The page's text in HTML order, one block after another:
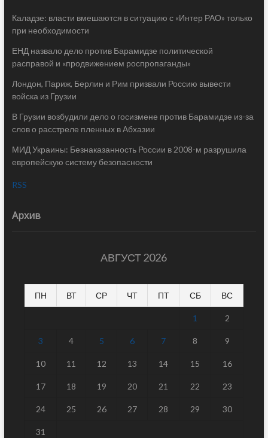
Каладзе: власти вмешаются в ситуацию с «Интер РАО» только
при необходимости
ЕНД назвало дело против Барамидзе политической
расправой и «продвижением роспропаганды»
Лондон, Париж, Берлин и Рим призвали Россию вывести
войска из Грузии
В Грузии возбудили дело о госизмене против Барамидзе из-за
слов о расстреле пленных в Абхазии
МИД Украины: Безнаказанность России в 2008-м разрушила
европейскую систему безопасности
RSS
Архив
АВГУСТ 2026
ПН ВТ СР ЧТ ПТ СБ ВС
1 2
3 4 5 6 7 8 9
10 11 12 13 14 15 16
17 18 19 20 21 22 23
24 25 26 27 28 29 30
31